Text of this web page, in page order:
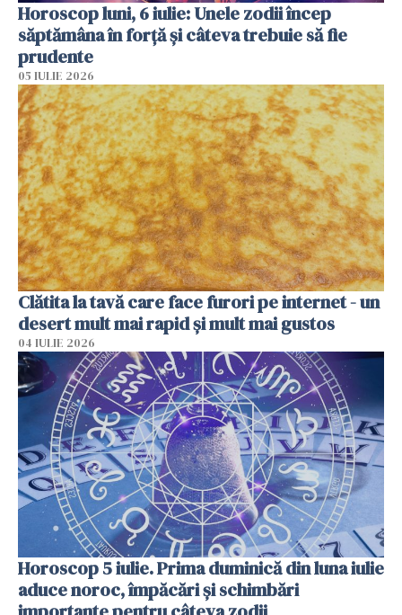
Horoscop luni, 6 iulie: Unele zodii încep
săptămâna în forță și câteva trebuie să fie
prudente
05 IULIE 2026
Clătita la tavă care face furori pe internet - un
desert mult mai rapid și mult mai gustos
04 IULIE 2026
Horoscop 5 iulie. Prima duminică din luna iulie
aduce noroc, împăcări și schimbări